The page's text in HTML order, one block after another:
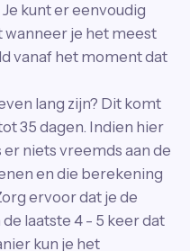
kunt er eenvoudig
wanneer je het meest
vanaf het moment dat
lang zijn? Dit komt
35 dagen. Indien hier
niets vreemds aan de
en die berekening
ervoor dat je de
laatste 4 - 5 keer dat
kun je het